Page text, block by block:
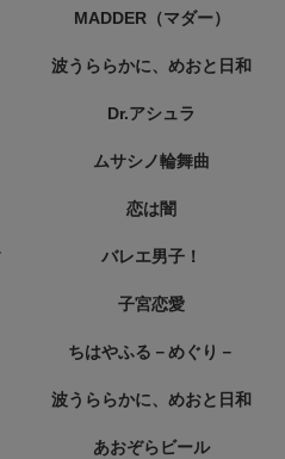
MADDER（マダー）
波うららかに、めおと日和
Dr.アシュラ
ムサシノ輪舞曲
恋は闇
バレエ男子！
子宮恋愛
ちはやふる－めぐり－
波うららかに、めおと日和
あおぞらビール